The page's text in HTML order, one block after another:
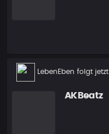
Neuer
LebenEben folgt jetzt
AKBeatz